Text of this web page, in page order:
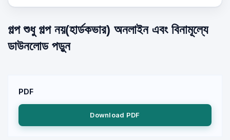
গল্প শুধু গল্প নয়(হার্ডকভার) অনলাইন এবং বিনামূল্যে
ডাউনলোড পড়ুন
PDF
Download PDF